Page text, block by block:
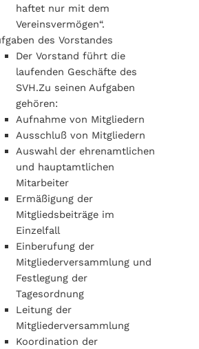
haftet nur mit dem
Vereinsvermögen“.
des Vorstandes
Der Vorstand führt die
laufenden Geschäfte des
SVH.Zu seinen Aufgaben
gehören:
Aufnahme von Mitgliedern
Ausschluß von Mitgliedern
Auswahl der ehrenamtlichen
und hauptamtlichen
Mitarbeiter
Ermäßigung der
Mitgliedsbeiträge im
Einzelfall
Einberufung der
Mitgliederversammlung und
Festlegung der
Tagesordnung
Leitung der
Mitgliederversammlung
Koordination der